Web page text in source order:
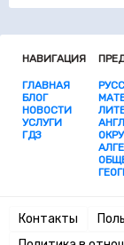
НАВИГАЦИЯ
ГЛАВНАЯ
БЛОГ
НОВОСТИ
УСЛУГИ
ГДЗ
Контакты